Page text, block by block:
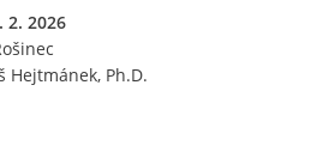
2. 2026
Hejtmánek, Ph.D.